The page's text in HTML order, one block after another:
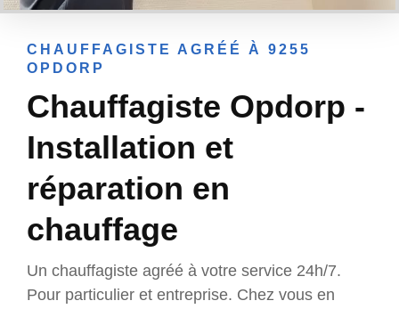
CHAUFFAGISTE AGRÉÉ À 9255
OPDORP
Chauffagiste Opdorp -
Installation et
réparation en
chauffage
Un chauffagiste agréé à votre service 24h/7.
Pour particulier et entreprise. Chez vous en